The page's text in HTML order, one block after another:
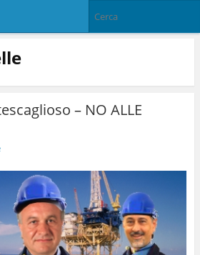
– NO ALLE